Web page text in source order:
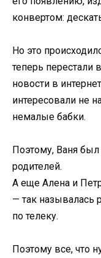
конвертом:
Но это
теперь перестали
новости в
интересовали не
немалые бабки.
Поэтому, Ваня
родителей.
А еще Алена и
— так называлась
по телеку.
Поэтому все, что